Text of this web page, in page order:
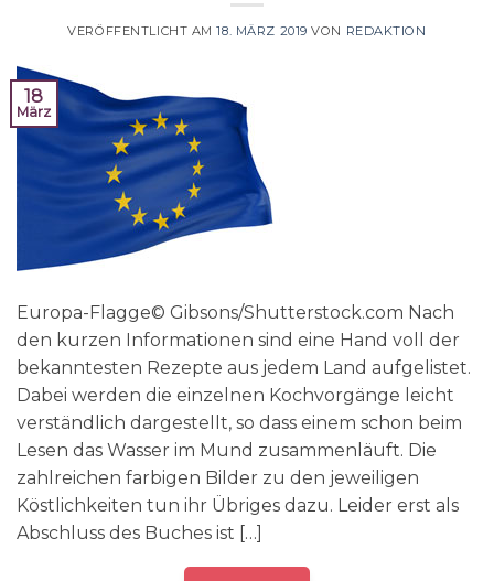
VERÖFFENTLICHT AM18. MÄRZ 2019 VON REDAKTION
18
März
Europa-Flagge© Gibsons/Shutterstock.com Nach
den kurzen Informationen sind eine Hand voll der
bekanntesten Rezepte aus jedem Land aufgelistet.
Dabei werden die einzelnen Kochvorgänge leicht
verständlich dargestellt, so dass einem schon beim
Lesen das Wasser im Mund zusammenläuft. Die
zahlreichen farbigen Bilder zu den jeweiligen
Köstlichkeiten tun ihr Übriges dazu. Leider erst als
Abschluss des Buches ist […]